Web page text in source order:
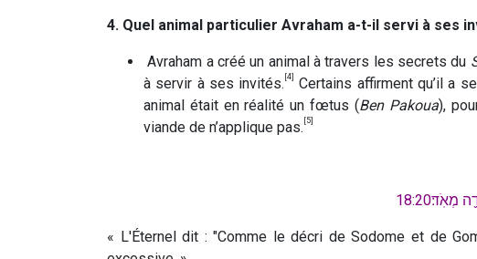
4. Quel animal particulier Avraham a-t-il servi à ses
Avraham a créé un animal à travers les secrets du
à servir à ses invités. [4]
Certains affirment qu’il a
animal était en réalité un fœtus (Ben Pakoua),
viande de n’applique pas. [5]
« L'Éternel dit : "Comme le décri de Sodome et de